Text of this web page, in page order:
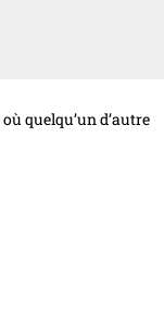
quelqu’un d’autre